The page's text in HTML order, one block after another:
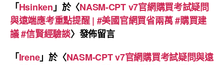
「Hsinken 」於〈NASM-CPT v7官網購買考試疑問
與遠端應考重點提醒 | #美國官網買省兩萬 #購買建
議 #信賢經驗談〉發佈留言
「Irene」於〈NASM-CPT v7官網購買考試疑問與遠